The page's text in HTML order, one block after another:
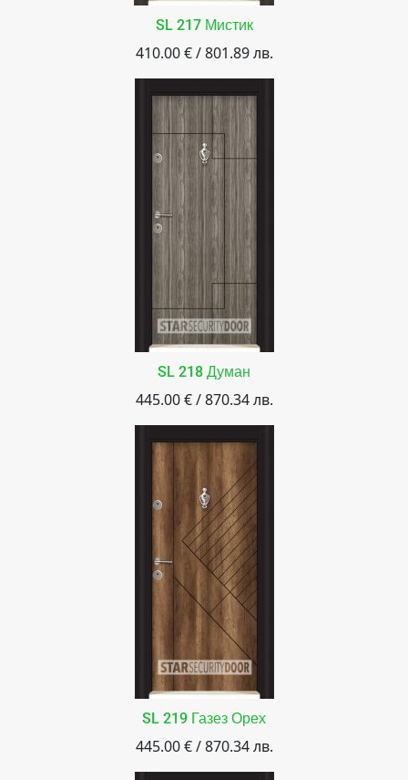
SL 217 Мистик
410.00 € / 801.89 лв.
SL 218 Думан
445.00 € / 870.34 лв.
SL 219 Газез Орех
445.00 € / 870.34 лв.